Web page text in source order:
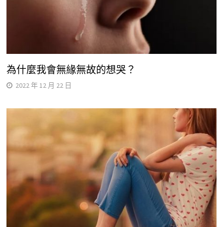
為什麼我會無緣無故的想哭？
2022 年 12 月 22 日